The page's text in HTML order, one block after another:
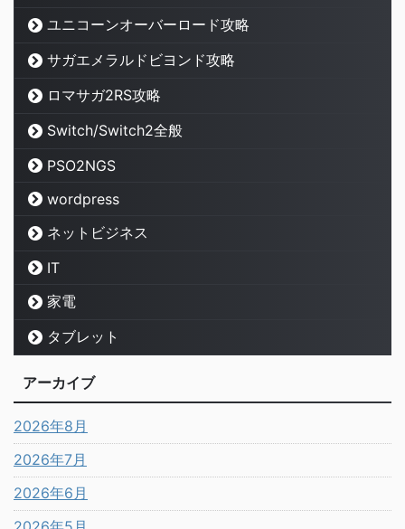
ユニコーンオーバーロード攻略
サガエメラルドビヨンド攻略
ロマサガ2RS攻略
Switch/Switch2全般
PSO2NGS
wordpress
ネットビジネス
IT
家電
タブレット
アーカイブ
2026年8月
2026年7月
2026年6月